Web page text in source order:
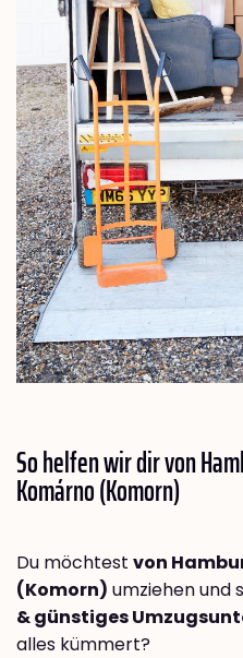
So helfen wir dir von
Komárno (Komorn)
Du möchtest von
(Komorn) umziehen und
& günstiges
alles kümmert?